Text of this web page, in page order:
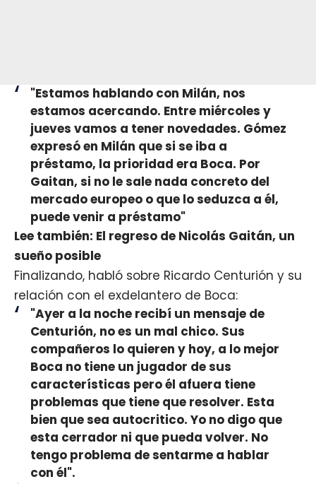
"Estamos hablando con Milán, nos
estamos acercando. Entre miércoles y
jueves vamos a tener novedades. Gómez
expresó en Milán que si se iba a
préstamo, la prioridad era Boca. Por
Gaitan, si no le sale nada concreto del
mercado europeo o que lo seduzca a él,
puede venir a préstamo"
Lee también: El regreso de Nicolás Gaitán, un
sueño posible
Finalizando, habló sobre Ricardo Centurión y su
relación con el exdelantero de Boca:
"Ayer a la noche recibí un mensaje de
Centurión, no es un mal chico. Sus
compañeros lo quieren y hoy, a lo mejor
Boca no tiene un jugador de sus
características pero él afuera tiene
problemas que tiene que resolver. Esta
bien que sea autocritico. Yo no digo que
esta cerrador ni que pueda volver. No
tengo problema de sentarme a hablar
con él".